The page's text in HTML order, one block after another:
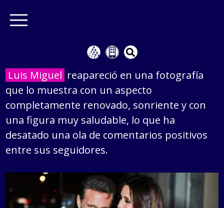
Luis Miguel reapareció en una fotografía
que lo muestra con un aspecto
completamente renovado, sonriente y con
una figura muy saludable, lo que ha
desatado una ola de comentarios positivos
entre sus seguidores.